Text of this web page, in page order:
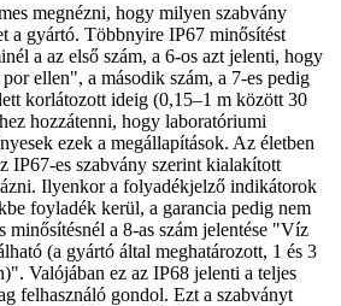
megnézni, hogy milyen szabvány
a gyártó. Többnyire IP67 minősítést
a az első szám, a 6-os azt jelenti, hogy
ellen", a második szám, a 7-es pedig
korlátozott ideig (0,15–1 m között 30
hozzátenni, hogy laboratóriumi
ezek a megállapítások. Az életben
IP67-es szabvány szerint kialakított
Ilyenkor a folyadékjelző indikátorok
foyladék kerül, a garancia pedig nem
minősítésnél a 8-as szám jelentése "Víz
(a gyártó által meghatározott, 1 és 3
Valójában ez az IP68 jelenti a teljes
felhasználó gondol. Ezt a szabványt